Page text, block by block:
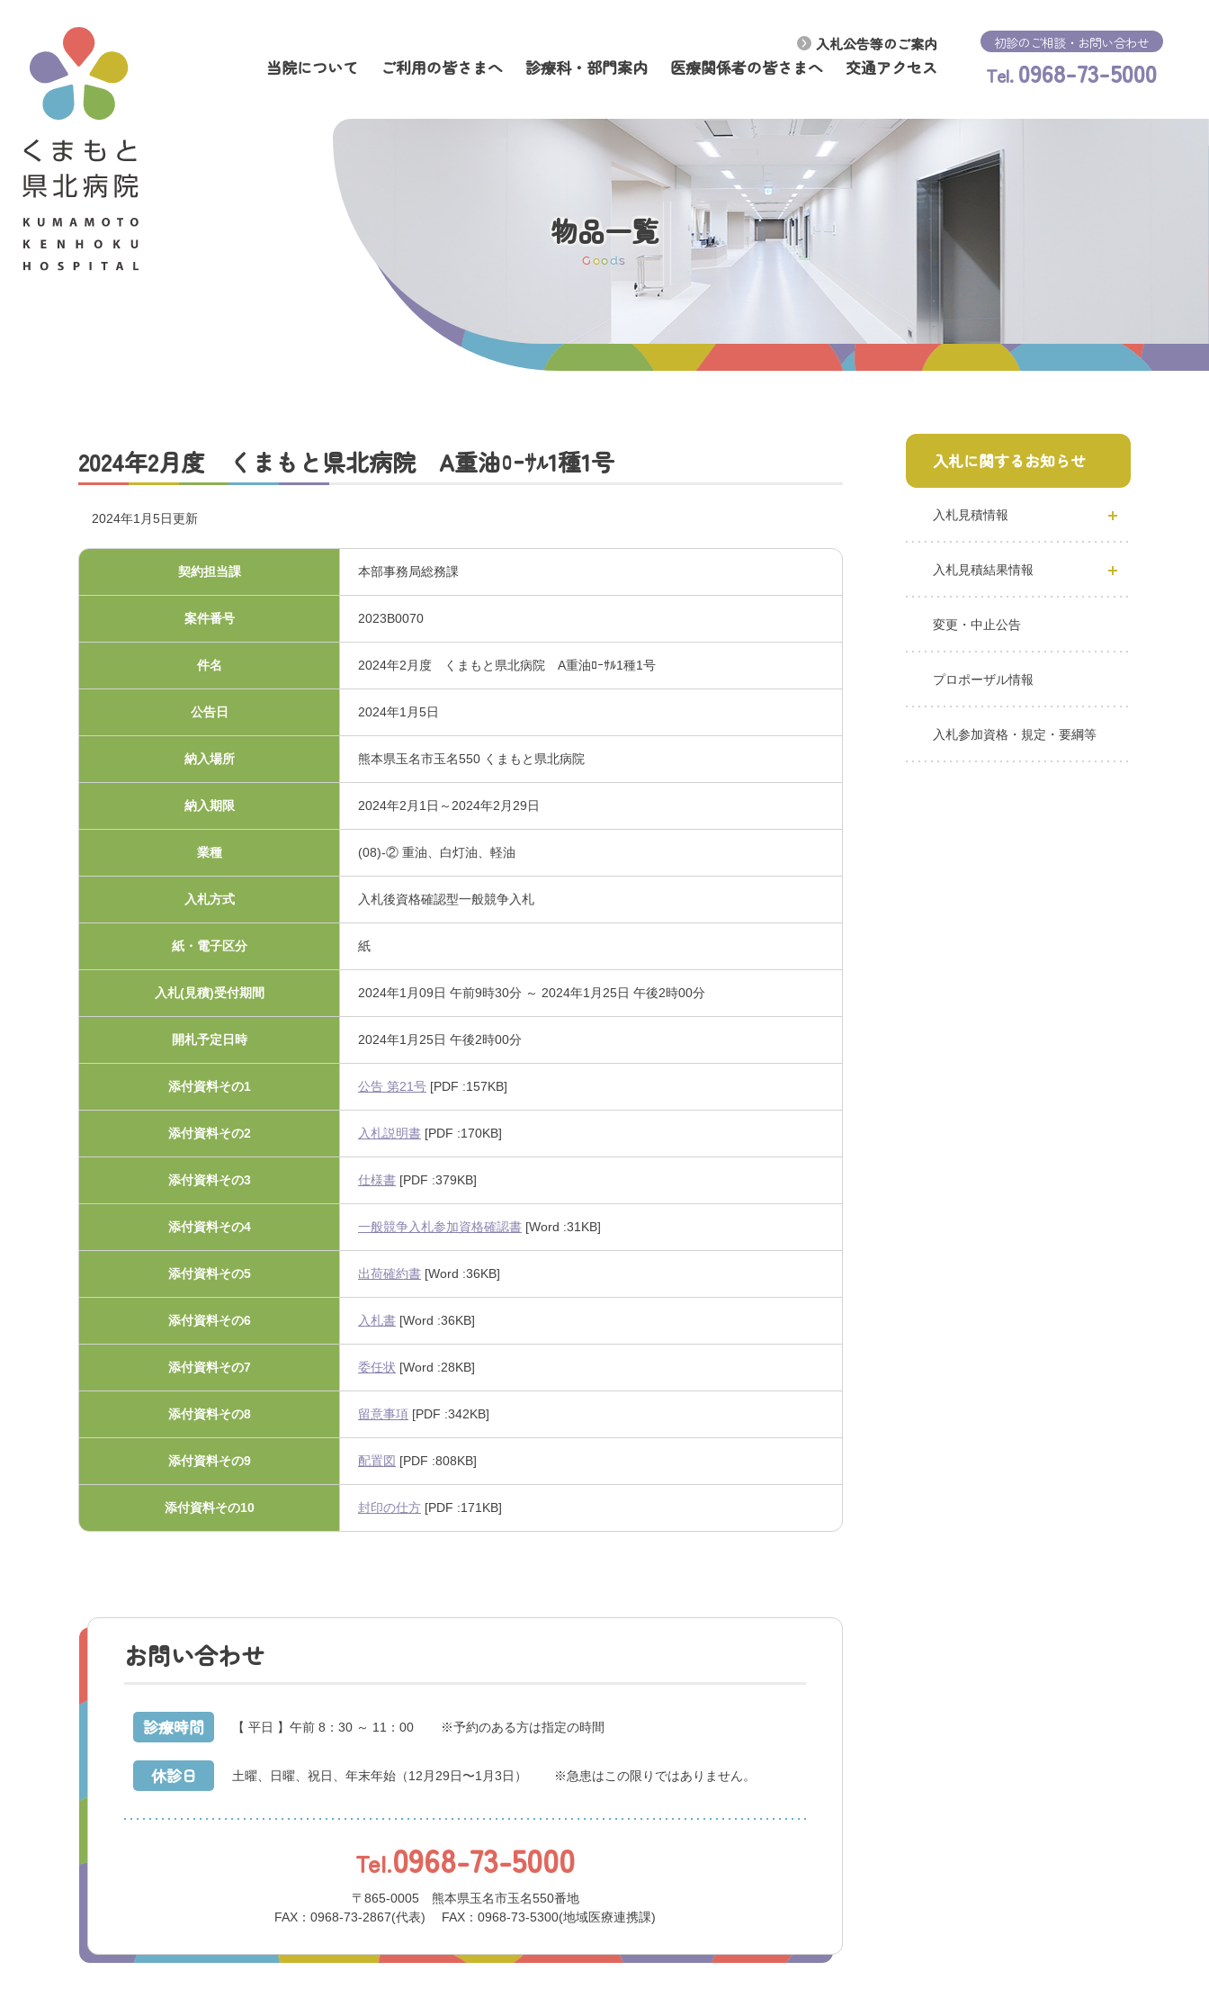
入札公告等のご案内
当院について ご利用の皆さまへ 診療科・部門案内 医療関係者の皆さまへ 交通アクセス
初診のご相談・お問い合わせ
Tel. 0968-73-5000
物品一覧
Goods
2024年2月度 くまもと県北病院 A重油ﾛｰｻﾙ1種1号
2024年1月5日更新
契約担当課 本部事務局総務課
案件番号 2023B0070
件名 2024年2月度 くまもと県北病院 A重油ﾛｰｻﾙ1種1号
公告日 2024年1月5日
納入場所 熊本県玉名市玉名550 くまもと県北病院
納入期限 2024年2月1日～2024年2月29日
業種 (08)-② 重油、白灯油、軽油
入札方式 入札後資格確認型一般競争入札
紙・電子区分 紙
入札(見積)受付期間 2024年1月09日 午前9時30分 ～ 2024年1月25日 午後2時00分
開札予定日時 2024年1月25日 午後2時00分
添付資料その1 公告 第21号 [PDF :157KB]
添付資料その2 入札説明書 [PDF :170KB]
添付資料その3 仕様書 [PDF :379KB]
添付資料その4 一般競争入札参加資格確認書 [Word :31KB]
添付資料その5 出荷確約書 [Word :36KB]
添付資料その6 入札書 [Word :36KB]
添付資料その7 委任状 [Word :28KB]
添付資料その8 留意事項 [PDF :342KB]
添付資料その9 配置図 [PDF :808KB]
添付資料その10 封印の仕方 [PDF :171KB]
お問い合わせ
診療時間 【 平日 】午前 8：30 ～ 11：00 ※予約のある方は指定の時間
休診日 土曜、日曜、祝日、年末年始 （12月29日〜1月3日） ※急患はこの限りではありません。
Tel.0968-73-5000
〒865-0005 熊本県玉名市玉名550番地
FAX：0968-73-2867(代表)
FAX：0968-73-5300(地域医療連携課)
入札に関するお知らせ
入札見積情報
入札見積結果情報
変更・中止公告
プロポーザル情報
入札参加資格・規定・要綱等
当院について
ご利用の皆さまへ
お問い合わせ
初診のご相談・お問い合わせ
Tel.0968-73-5000
利害関係者との接触等に関する届出書（word）